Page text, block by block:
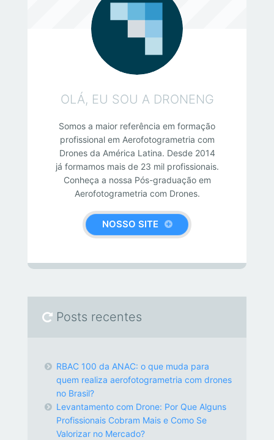
OLÁ, EU SOU A DRONENG
Somos a maior referência em formação
profissional em Aerofotogrametria com
Drones da América Latina. Desde 2014
já formamos mais de 23 mil profissionais.
Conheça a nossa Pós-graduação em
Aerofotogrametria com Drones.
NOSSO SITE
Posts recentes
RBAC 100 da ANAC: o que muda para
quem realiza aerofotogrametria com drones
no Brasil?
Levantamento com Drone: Por Que Alguns
Profissionais Cobram Mais e Como Se
Valorizar no Mercado?